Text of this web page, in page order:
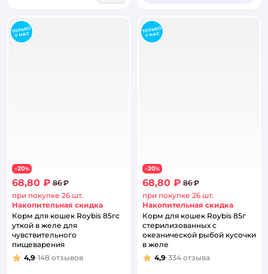
−20%
68,80 ₽ 86 ₽
при покупке 26 шт.
Накопительная скидка
Корм для кошек Roybis 85гс
уткой в желе для
чувствительного
пищеварения
Рейтинг:
4,9 148 отзывов
−20%
68,80 ₽ 86 ₽
при покупке 26 шт.
Накопительная скидка
Корм для кошек Roybis 85г
стерилизованных с
океанической рыбой кусочки
в желе
Рейтинг:
4,9 334 отзыва